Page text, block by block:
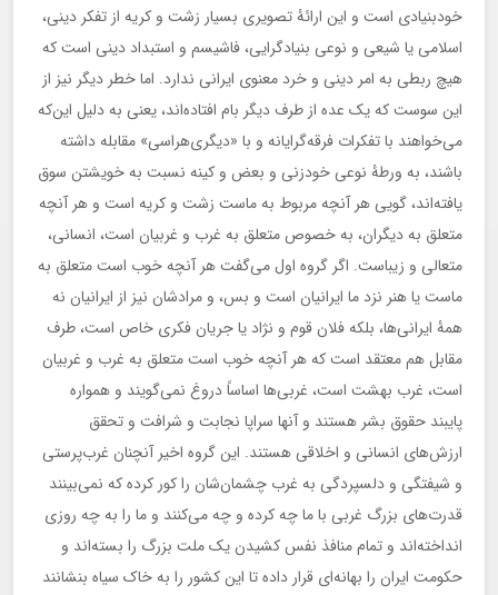
خودبنیادی است و این ارائۀ تصویری بسیار زشت و کریه‌ از تفکر دینی،
اسلامی یا شیعی و نوعی بنیادگرایی، فاشیسم و استبداد دینی است که
هیچ ربطی به امر دینی و خرد معنوی ایرانی ندارد. اما خطر دیگر نیز از
این سوست که یک عده از طرف دیگر بام افتاده‌اند، یعنی به دلیل این‌که
می‌خواهند با تفکرات فرقه‌گرایانه و با «دیگری‌هراسی» مقابله داشته
باشند، به ورطۀ نوعی خودزنی و بعض و کینه نسبت به خویشتن سوق
یافته‌اند، گویی هر آنچه مربوط به ماست زشت و کریه است و هر آنچه
متعلق به دیگران، به خصوص متعلق به غرب و غربیان است، انسانی،
متعالی و زیباست. اگر گروه اول می‌گفت هر آنچه خوب است متعلق به
ماست یا هنر نزد ما ایرانیان است و بس، و مرادشان نیز از ایرانیان نه
همۀ ایرانی‌ها، بلکه فلان قوم و نژاد یا جریان فکری خاص است، طرف
مقابل هم معتقد است که هر آنچه خوب است متعلق به غرب و غربیان
است، غرب بهشت است، غربی‌ها اساساً دروغ نمی‌گویند و همواره
پایبند حقوق بشر هستند و آنها سراپا نجابت و شرافت و تحقق
ارزش‌های انسانی و اخلاقی هستند. این‌ گروه اخیر آنچنان غرب‌پرستی
و شیفتگی و دلسپردگی به غرب چشمان‌شان را کور کرده که نمی‌بینند
قدرت‌های بزرگ غربی با ما چه کرده و چه می‌کنند و ما را به چه روزی
انداخته‌اند و تمام منافذ نفس کشیدن یک ملت بزرگ را بسته‌اند و
حکومت ایران را بهانه‌ای قرار داده تا این کشور را به خاک سیاه بنشانند